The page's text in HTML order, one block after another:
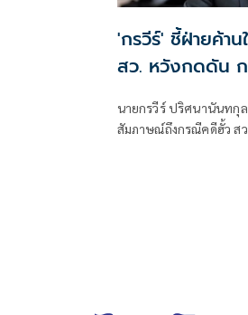
'กรวีร์' ชี้ฝ่ายค้า
สว. หวังกดดัน
นายกรวีร์ ปริศนานันทกุ
สัมภาษณ์ถึงกรณีคดีฮั้ว ส